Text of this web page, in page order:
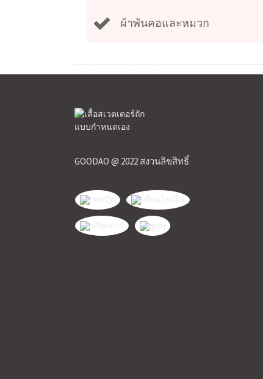
ผ้าพันคอและหมวก
GOODAO @ 2022 สงวนลิขสิทธิ์